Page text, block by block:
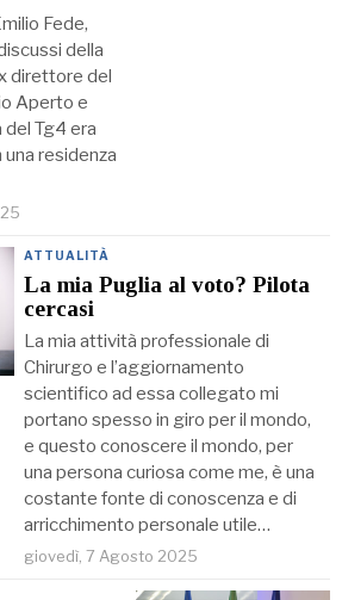
Fede,
della
direttore del
Aperto e
del Tg4 era
residenza
ATTUALITÀ
La mia Puglia al voto? Pilota
cercasi
La mia attività professionale di
Chirurgo e l’aggiornamento
scientifico ad essa collegato mi
portano spesso in giro per il mondo,
e questo conoscere il mondo, per
una persona curiosa come me, è una
costante fonte di conoscenza e di
arricchimento personale utile…
giovedì, 7 Agosto 2025